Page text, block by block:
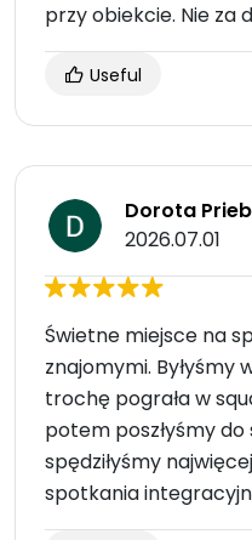
przy obiekcie. Nie za
Useful
Dorota
2026.07.01
Świetne miejsce na
znajomymi. Byłyśmy
trochę pograła w
potem poszłyśmy
spędziłyśmy
spotkania